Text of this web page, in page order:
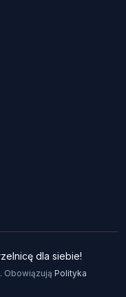
dla siebie!
Obowiązują Polityka